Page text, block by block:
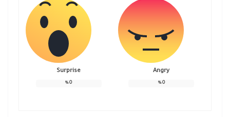
Angry
0
%
Surprise
0
%